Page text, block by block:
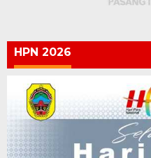
HPN 2026